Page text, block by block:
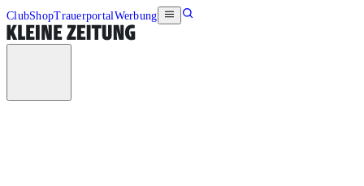
ClubShopTrauerportalWerbung